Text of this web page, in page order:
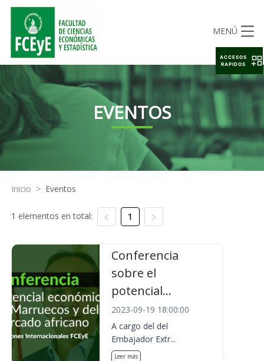
MENÚ
EVENTOS
Inicio > Eventos
1 elementos en total: 1
Conferencia
sobre el
potencial...
2023-09-19 18:00:00
A cargo del del
Embajador Extr...
Leer más
ACCESOS
RAPIDOS